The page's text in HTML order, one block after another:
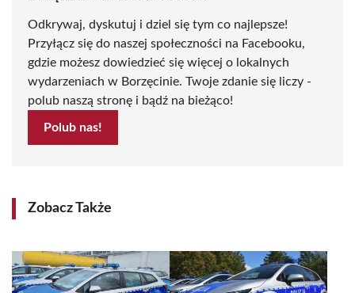
Odkrywaj, dyskutuj i dziel się tym co najlepsze!
Przyłącz się do naszej społeczności na Facebooku,
gdzie możesz dowiedzieć się więcej o lokalnych
wydarzeniach w Borzęcinie. Twoje zdanie się liczy -
polub naszą stronę i bądź na bieżąco!
Polub nas!
Zobacz Także